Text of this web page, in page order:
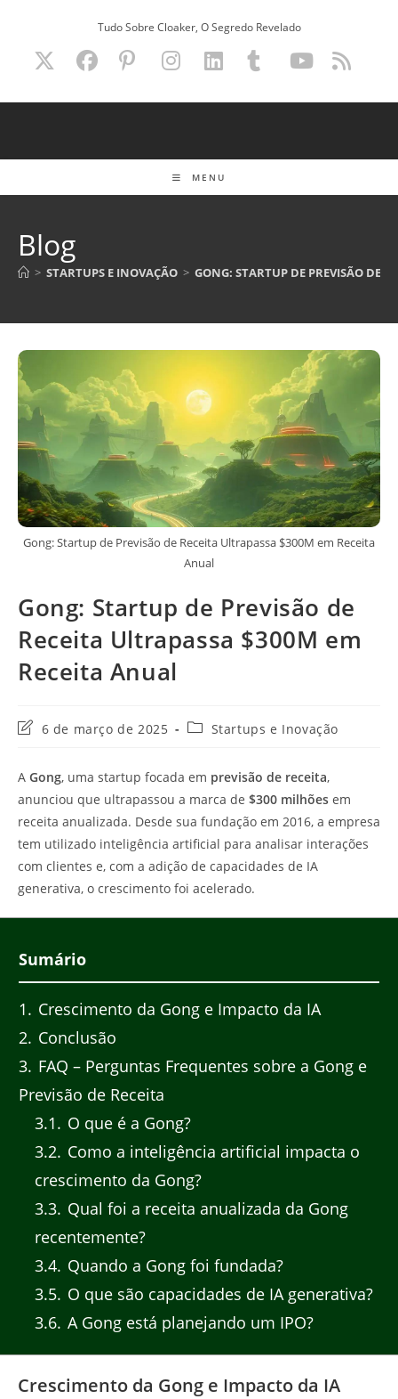
Tudo Sobre Cloaker, O Segredo Revelado
MENU
Blog
> STARTUPS E INOVAÇÃO > GONG: STARTUP DE PREVISÃO DE
Gong: Startup de Previsão de Receita Ultrapassa $300M em Receita
Anual
Gong: Startup de Previsão de
Receita Ultrapassa $300M em
Receita Anual
Última
post:
6 de março de 2025
Categoria
Startups e Inovação
A Gong, uma startup focada em previsão de receita,
anunciou que ultrapassou a marca de $300 milhões em
receita anualizada. Desde sua fundação em 2016, a empresa
tem utilizado inteligência artificial para analisar interações
com clientes e, com a adição de capacidades de IA
generativa, o crescimento foi acelerado.
Sumário
1
Crescimento da Gong e Impacto da IA
2 Conclusão
3 FAQ – Perguntas Frequentes sobre a Gong e
Previsão de Receita
3.1
O que é a Gong?
3.2 Como a inteligência artificial impacta o
crescimento da Gong?
3.3 Qual foi a receita anualizada da Gong
recentemente?
3.4 Quando a Gong foi fundada?
3.5 O que são capacidades de IA generativa?
3.6 A Gong está planejando um IPO?
Crescimento da Gong e Impacto da IA